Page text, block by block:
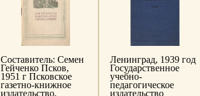
издательство, 1951 г Мягкая
обложка, 54 стр инфо 4534k.
Составитель: Семен
Гейченко Псков,
1951 г Псковское
газетно-книжное
издательство,
педагогическое издательство
Ленинград, 1939 год
Государственное
учебно-
педагогическое
издательство